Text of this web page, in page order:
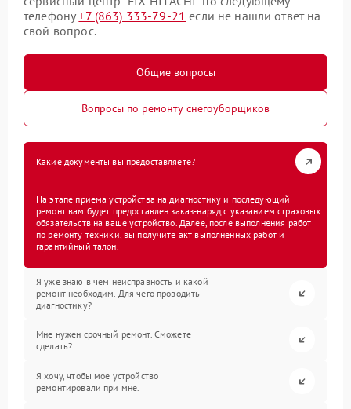
телефону+7 (863) 333-79-21 если не нашли ответ на
свой вопрос.
Общие вопросы
Вопросы по ремонту снегоуборщиков
Какие документы вы предоставляете?
На этапе приема устройства на диагностику и последующий
ремонт вам будет предоставлен заказ-наряд с указанием страховых
обязательств на ваше устройство. Далее, после выполнения работ
по ремонту техники, вы получите акт выполненных работ и
гарантийный талон.
Я уже знаю в чем неисправность и какой
ремонт необходим. Для чего проводить
диагностику?
Мне нужен срочный ремонт. Сможете
сделать?
Я хочу, чтобы мое устройство
ремонтировали при мне.